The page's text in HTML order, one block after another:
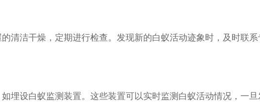
清洁干燥，定期进行检查。发现新的白蚁活动迹象时，及时联
埋设白蚁监测装置。这些装置可以实时监测白蚁活动情况，一